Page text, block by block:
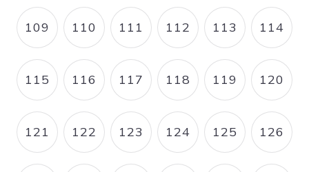
PAGE
109 PAGE
110 PAGE
111 PAGE
112 PAGE
113 PAGE
114
PAGE
115 PAGE
116 PAGE
117 PAGE
118 PAGE
119 PAGE
120
PAGE
121 PAGE
122 PAGE
123 PAGE
124 PAGE
125 PAGE
126